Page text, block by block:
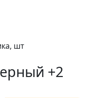
шт
+2